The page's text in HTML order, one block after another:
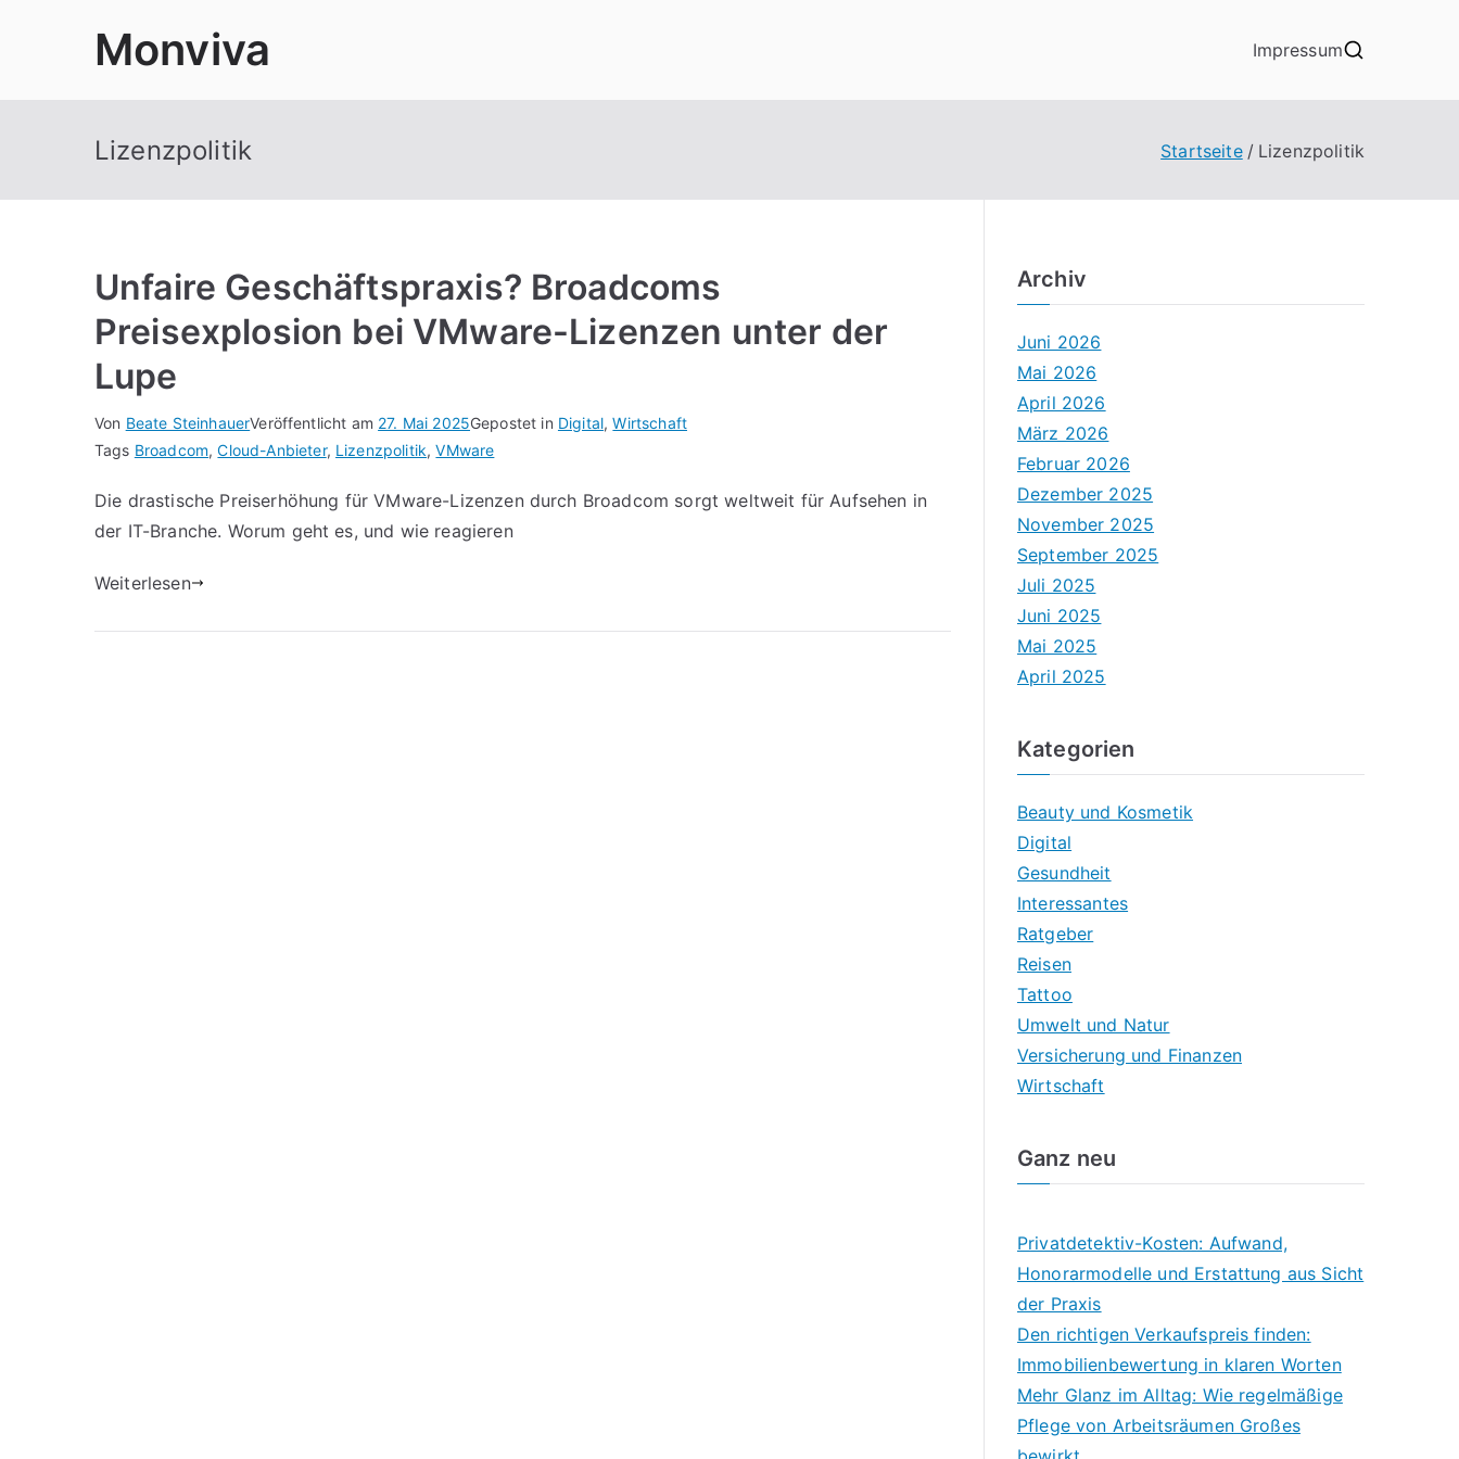
Monviva Impressum
Lizenzpolitik Startseite Lizenzpolitik
Unfaire Geschäftspraxis? Broadcoms
Preisexplosion bei VMware-Lizenzen unter der
Lupe
Von Beate SteinhauerVeröffentlicht am 27. Mai 2025Gepostet in Digital,Wirtschaft
Tags Broadcom,Cloud-Anbieter, Lizenzpolitik,VMware
Die drastische Preiserhöhung für VMware-Lizenzen durch Broadcom sorgt weltweit für Aufsehen in
der IT-Branche. Worum geht es, und wie reagieren
Weiterlesen
Archiv
Juni 2026
Mai 2026
April 2026
März 2026
Februar 2026
Dezember 2025
November 2025
September 2025
Juli 2025
Juni 2025
Mai 2025
April 2025
Kategorien
Beauty und Kosmetik
Digital
Gesundheit
Interessantes
Ratgeber
Reisen
Tattoo
Umwelt und Natur
Versicherung und Finanzen
Wirtschaft
Ganz neu
Privatdetektiv-Kosten: Aufwand,
Honorarmodelle und Erstattung aus Sicht
der Praxis
Den richtigen Verkaufspreis finden:
Immobilienbewertung in klaren Worten
Mehr Glanz im Alltag: Wie regelmäßige
Pflege von Arbeitsräumen Großes